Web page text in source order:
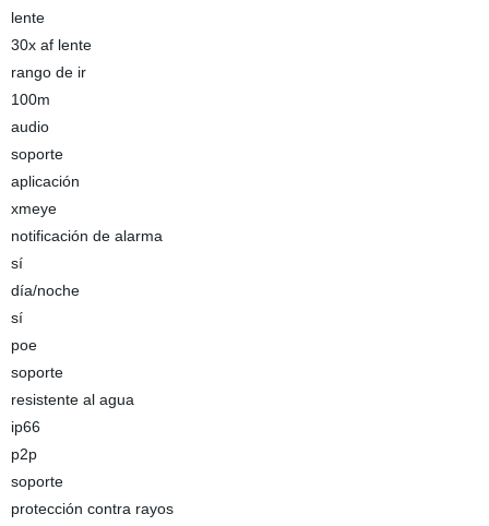
lente
30x af lente
rango de ir
100m
audio
soporte
aplicación
xmeye
notificación de alarma
sí
día/noche
sí
poe
soporte
resistente al agua
ip66
p2p
soporte
protección contra rayos